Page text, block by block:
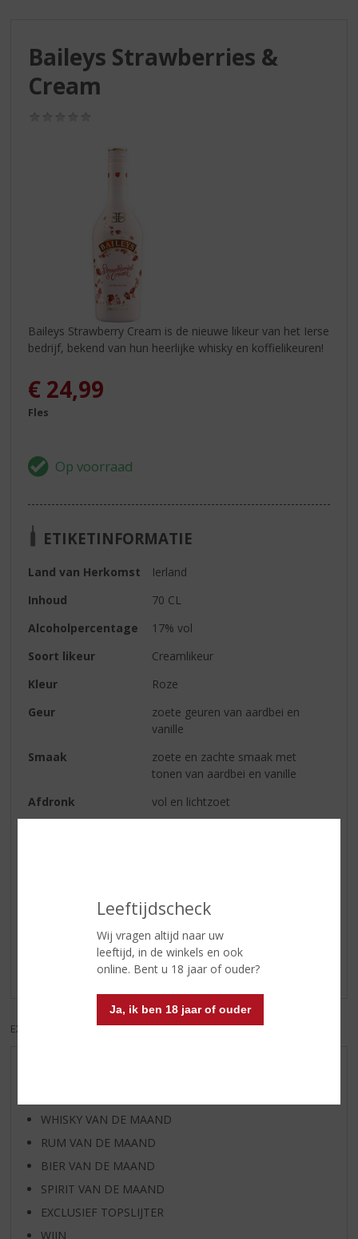
Leeftijdscheck
Wij vragen altijd naar uw
leeftijd, in de winkels en ook
online. Bent u 18 jaar of ouder?
Ja, ik ben 18 jaar of ouder
Baileys Strawberries &
Cream
Baileys Strawberry Cream is de nieuwe likeur van het Ierse
bedrijf, bekend van hun heerlijke whisky en koffielikeuren!
€ 24,99
Fles
ETIKETINFORMATIE
Land van Herkomst
Ierland
Inhoud
70 CL
Alcoholpercentage
17% vol
Soort likeur
Creamlikeur
Kleur
Roze
Geur
zoete geuren van aardbei en
vanille
Smaak
zoete en zachte smaak met
tonen van aardbei en vanille
Afdronk
vol en lichtzoet
Reviews
Schrijf een review
Er zijn nog geen reviews geplaatst voor dit product
EXCL. BTW INCL. BTW
WHISKY VAN DE MAAND
RUM VAN DE MAAND
BIER VAN DE MAAND
SPIRIT VAN DE MAAND
EXCLUSIEF TOPSLIJTER
WIJN